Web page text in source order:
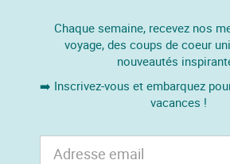
Chaque semaine, recevez nos
voyage, des coups de coeur
nouveautés
➡️ Inscrivez-vous et embarquez
vacances !